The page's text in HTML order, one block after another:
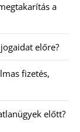
a
előre?
fizetés,
előtt?